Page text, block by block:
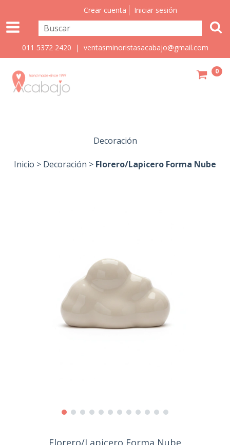
Crear cuenta Iniciar sesión
011 5372 2420 | ventasminoristasacabajo@gmail.com
0
Decoración
Inicio > Decoración > Florero/Lapicero Forma Nube